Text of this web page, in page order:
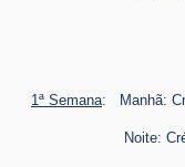
1ª Semana: Manhã:
Noite: Créme